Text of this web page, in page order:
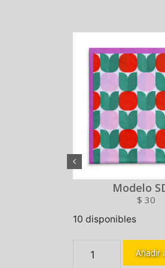
Modelo
$ 30
10 disponibles
Añadir